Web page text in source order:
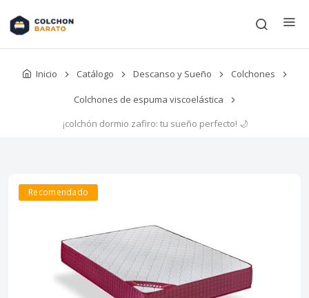
Inicio Catálogo Descanso y Sueño Colchones
Colchones de espuma viscoelástica
¡colchón dormio zafiro: tu sueño perfecto! 🌙
Recomendado